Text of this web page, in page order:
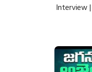
Interview